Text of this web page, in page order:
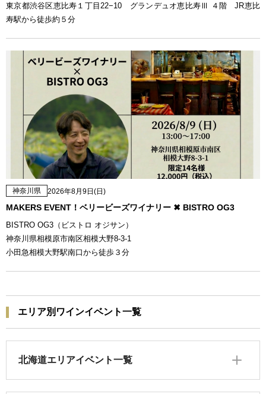
東京都渋谷区恵比寿１丁目22−10 グランデュオ恵比寿Ⅲ ４階 JR恵比
寿駅から徒歩約５分
神奈川県 2026年8月9日(日)
MAKERS EVENT！ベリービーズワイナリー ✖ BISTRO OG3
BISTRO OG3（ビストロ オジサン）
神奈川県相模原市南区相模大野8-3-1
小田急相模大野駅南口から徒歩３分
エリア別ワインイベント一覧
北海道エリアイベント一覧